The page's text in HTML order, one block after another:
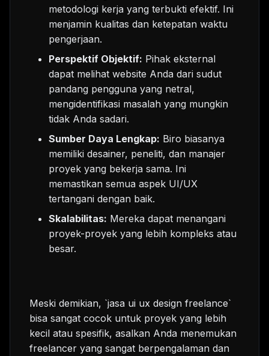
metodologi kerja yang terbukti efektif. Ini
menjamin kualitas dan ketepatan waktu
pengerjaan.
Perspektif Objektif: Pihak eksternal
dapat melihat website Anda dari sudut
pandang pengguna yang netral,
mengidentifikasi masalah yang mungkin
tidak Anda sadari.
Sumber Daya Lengkap: Biro biasanya
memiliki desainer, peneliti, dan manajer
proyek yang bekerja sama. Ini
memastikan semua aspek UI/UX
tertangani dengan baik.
Skalabilitas: Mereka dapat menangani
proyek-proyek yang lebih kompleks atau
besar.
Meski demikian, `jasa ui ux design freelance`
bisa sangat cocok untuk proyek yang lebih
kecil atau spesifik, asalkan Anda menemukan
freelancer yang sangat berpengalaman dan